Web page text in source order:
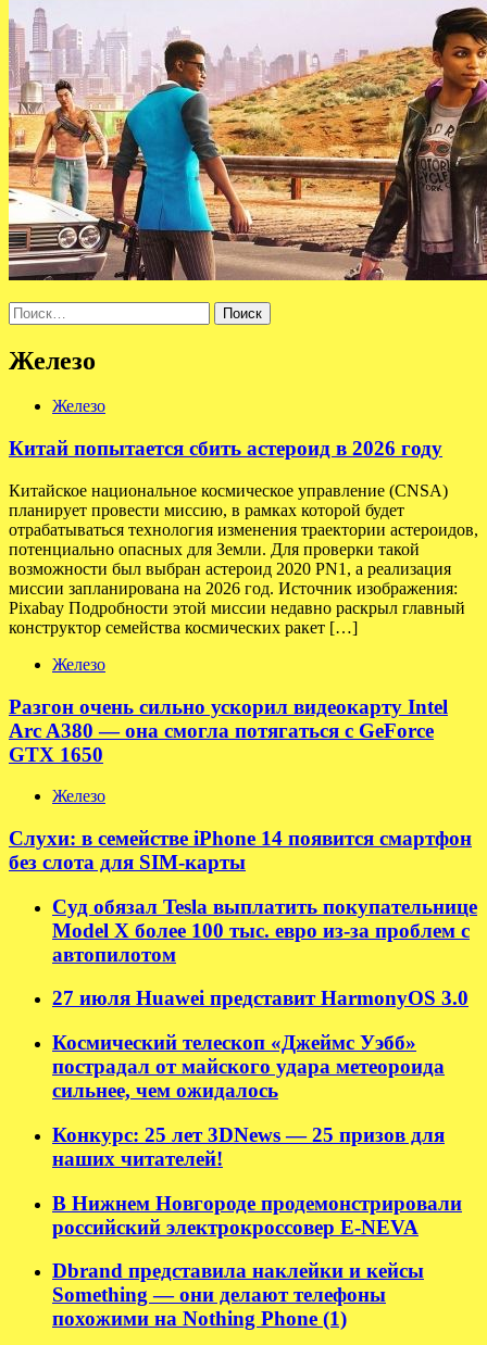
Найти:
Железо
Железо
Китай попытается сбить астероид в 2026 году
Китайское национальное космическое управление (CNSA)
планирует провести миссию, в рамках которой будет
отрабатываться технология изменения траектории астероидов,
потенциально опасных для Земли. Для проверки такой
возможности был выбран астероид 2020 PN1, а реализация
миссии запланирована на 2026 год. Источник изображения:
Pixabay Подробности этой миссии недавно раскрыл главный
конструктор семейства космических ракет […]
Железо
Разгон очень сильно ускорил видеокарту Intel
Arc A380 — она смогла потягаться с GeForce
GTX 1650
Железо
Слухи: в семействе iPhone 14 появится смартфон
без слота для SIM-карты
Суд обязал Tesla выплатить покупательнице
Model X более 100 тыс. евро из-за проблем с
автопилотом
27 июля Huawei представит HarmonyOS 3.0
Космический телескоп «Джеймс Уэбб»
пострадал от майского удара метеороида
сильнее, чем ожидалось
Конкурс: 25 лет 3DNews — 25 призов для
наших читателей!
В Нижнем Новгороде продемонстрировали
российский электрокроссовер E-NEVA
Dbrand представила наклейки и кейсы
Something — они делают телефоны
похожими на Nothing Phone (1)